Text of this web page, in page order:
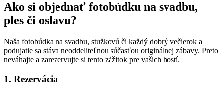
Ako si objednať fotobúdku na svadbu,
ples či oslavu?
Naša fotobúdka na svadbu, stužkovú či každý dobrý večierok a
podujatie sa stáva neoddeliteľnou súčasťou originálnej zábavy. Preto
neváhajte a zarezervujte si tento zážitok pre vašich hostí.
1. Rezervácia